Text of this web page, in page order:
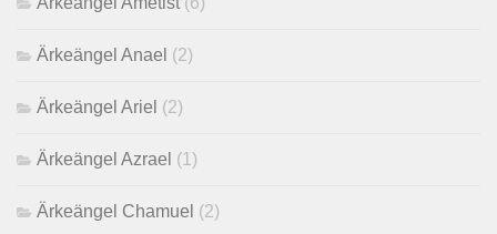
Ärkeängel Anael (2)
Ärkeängel Ariel (2)
Ärkeängel Azrael (1)
Ärkeängel Chamuel (2)